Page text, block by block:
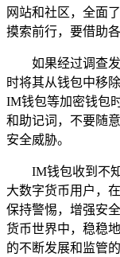
网站和社区，全面
摸索前行，要借助
如果经过调查
时将其从钱包中移
IM钱包等加密钱包
和助记词，不要随
安全威胁。
IM钱包收到不
大数字货币用户，
保持警惕，增强安
货币世界中，稳稳
的不断发展和监管